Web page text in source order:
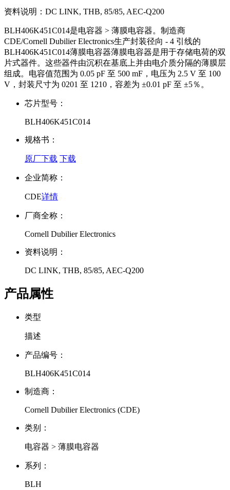
资料说明： DC LINK, THB, 85/85, AEC-Q200
BLH406K451C014是电容器 > 薄膜电容器。制造商
CDE/Cornell Dubilier Electronics生产封装径向 - 4 引线的
BLH406K451C014薄膜电容器薄膜电容器是用于存储电荷的双
片式器件。这些器件由沉积在基底上并由电介质分隔的薄膜层
组成。电容值范围为 0.05 pF 至 500 mF，电压为 2.5 V 至 100
V，封装尺寸为 0201 至 1210，容差为 ±0.01 pF 至 ±5％。
芯片型号：
BLH406K451C014
规格书：
原厂下载 下载
企业简称：
CDE详情
厂商全称：
Cornell Dubilier Electronics
资料说明：
DC LINK, THB, 85/85, AEC-Q200
产品属性
类型
描述
产品编号：
BLH406K451C014
制造商：
Cornell Dubilier Electronics (CDE)
类别：
电容器 > 薄膜电容器
系列：
BLH